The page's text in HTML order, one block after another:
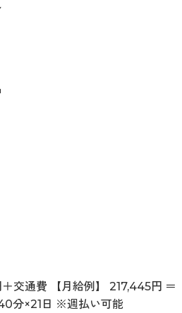
交通費 【月給例】 217,445円 ＝
分×21日 ※週払い可能